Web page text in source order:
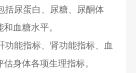
括尿蛋白、尿糖、尿酮体
血糖水平。
功能指标、肾功能指标、血
身体各项生理指标。